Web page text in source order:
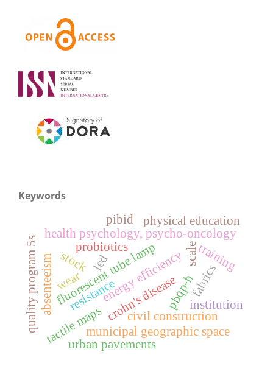
Keywords
health psychology, psycho-oncology
energy efficiency
fluorescent tube lamp
led
pbqp-h
civil construction
probiotics
crohn's disease
tactile mapsmunicipal geographic space
scale
quality program 5s stock
fabrics
absenteeism institution
training
physical education
pibid
urban pavements
wear
resistance